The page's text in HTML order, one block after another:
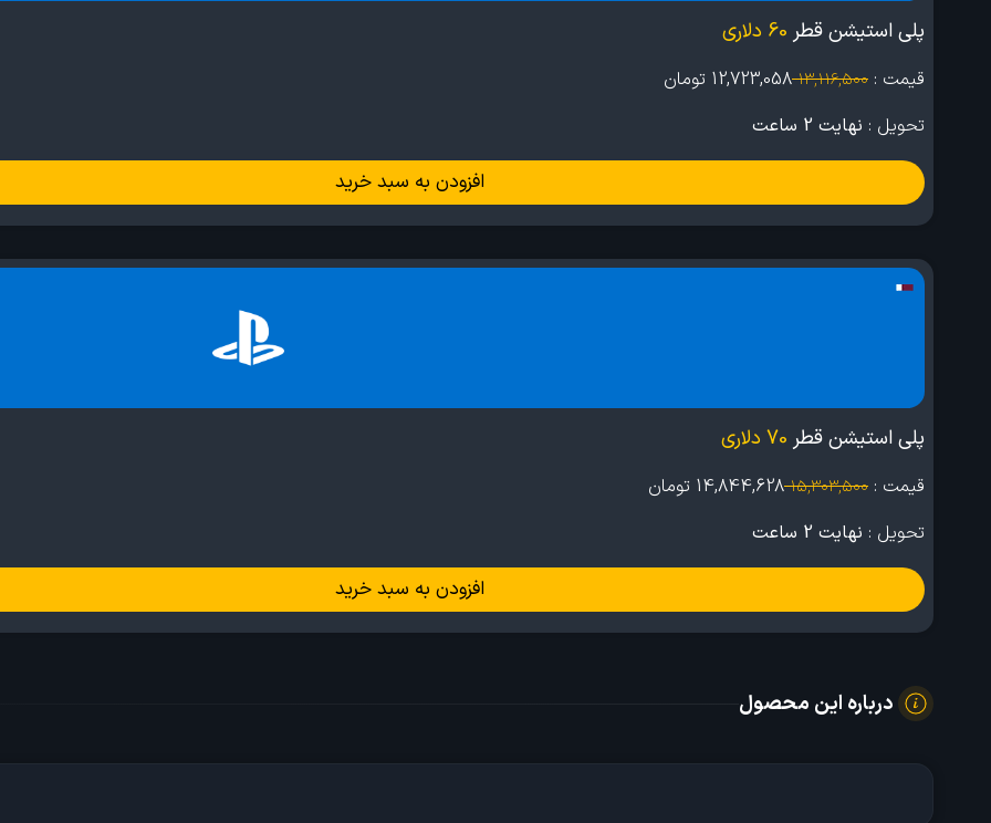
پلی استیشن قطر 60 دلاری
قیمت : 13,116,500
12,723,058 تومان
تحویل : نهایت 2 ساعت
افزودن به سبد خرید
پلی استیشن قطر 70 دلاری
قیمت : 15,303,500
14,844,628 تومان
تحویل : نهایت 2 ساعت
افزودن به سبد خرید
درباره این محصول